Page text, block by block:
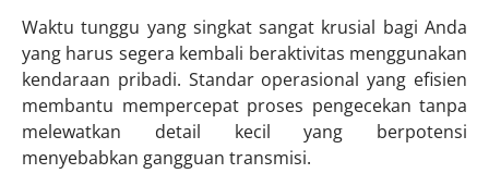
Waktu tunggu yang singkat sangat krusial bagi Anda
yang harus segera kembali beraktivitas menggunakan
kendaraan pribadi. Standar operasional yang efisien
membantu mempercepat proses pengecekan tanpa
melewatkan detail kecil yang berpotensi
menyebabkan gangguan transmisi.